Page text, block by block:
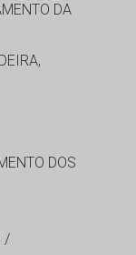
DA
DOS
/